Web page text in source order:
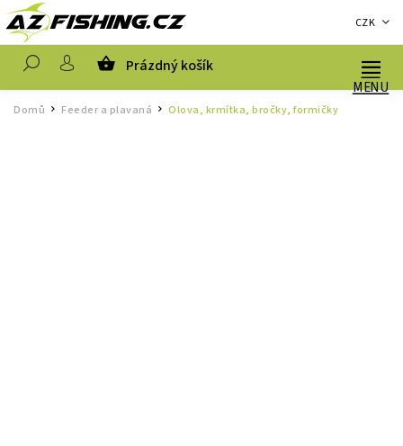
CZK
Prázdný košík
Domů / Feeder a plavaná / Olova, krmítka, bročky, formičky